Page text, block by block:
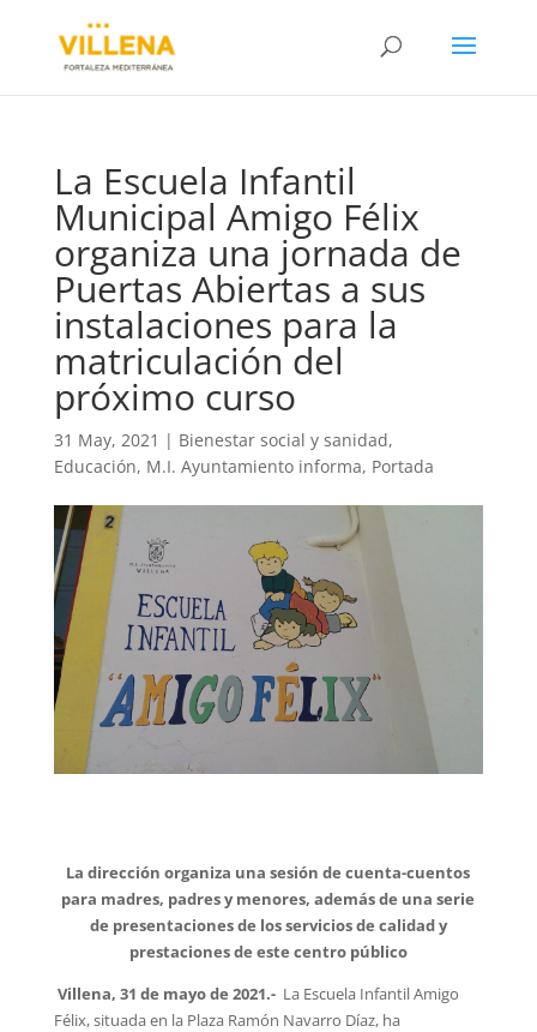
La Escuela Infantil
Municipal Amigo Félix
organiza una jornada de
Puertas Abiertas a sus
instalaciones para la
matriculación del
próximo curso
31 May, 2021 | Bienestar social y sanidad,
Educación, M.I. Ayuntamiento informa, Portada
La dirección organiza una sesión de cuenta-cuentos
para madres, padres y menores, además de una serie
de presentaciones de los servicios de calidad y
prestaciones de este centro público
Villena, 31 de mayo de 2021.- La Escuela Infantil Amigo
Félix, situada en la Plaza Ramón Navarro Díaz, ha